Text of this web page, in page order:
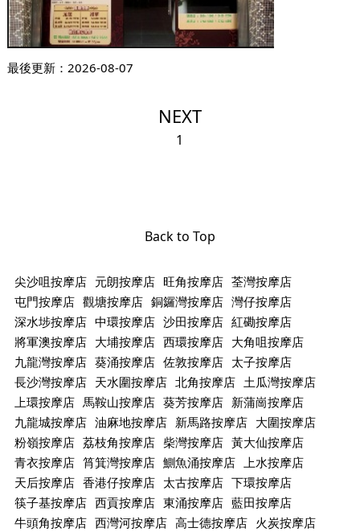
最後更新： 2026-08-07
NEXT
1
Back to Top
尖沙咀按摩店 元朗按摩店 旺角按摩店 荃灣按摩店
屯門按摩店 觀塘按摩店 銅鑼灣按摩店 灣仔按摩店
深水埗按摩店 中環按摩店 沙田按摩店 紅磡按摩店
將軍澳按摩店 大埔按摩店 西環按摩店 大角咀按摩店
九龍灣按摩店 葵涌按摩店 佐敦按摩店 太子按摩店
長沙灣按摩店 天水圍按摩店 北角按摩店 土瓜灣按摩店
上環按摩店 馬鞍山按摩店 葵芳按摩店 新蒲崗按摩店
九龍城按摩店 油麻地按摩店 新馬路按摩店 大圍按摩店
粉嶺按摩店 荔枝角按摩店 柴灣按摩店 黃大仙按摩店
青衣按摩店 筲箕灣按摩店 鰂魚涌按摩店 上水按摩店
天后按摩店 香港仔按摩店 太古按摩店 下環按摩店
筷子基按摩店 西貢按摩店 東涌按摩店 藍田按摩店
牛頭角按摩店 西灣河按摩店 高士德按摩店 火炭按摩店